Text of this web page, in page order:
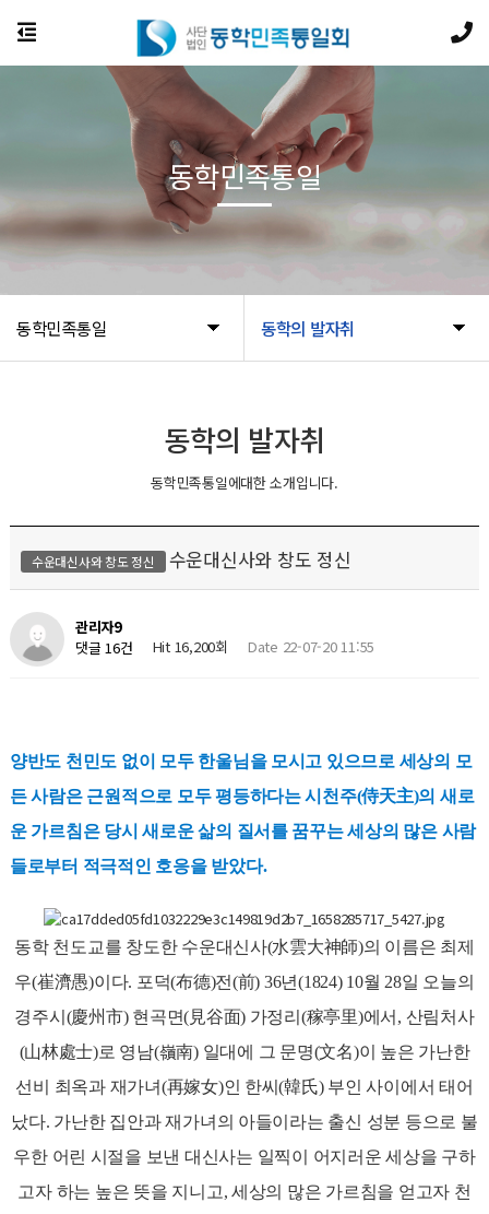
동학민족통일 동학의 발자취
동학민족통일
동학의 발자취
동학민족통일에대한 소개입니다.
수운대신사와 창도 정신 수운대신사와 창도 정신
관리자9
댓글 16건
Hit 16,200회 Date 22-07-20 11:55
양반도 천민도 없이 모두 한울님을 모시고 있으므로 세상의 모
든 사람은 근원적으로 모두 평등하다는 시천주(侍天主)의 새로
운 가르침은 당시 새로운 삶의 질서를 꿈꾸는 세상의 많은 사람
들로부터 적극적인 호응을 받았다.
동학 천도교를 창도한 수운대신사(水雲大神師)의 이름은 최제
우(崔濟愚)이다. 포덕(布德)전(前) 36년(1824) 10월 28일 오늘의
경주시(慶州市) 현곡면(見谷面) 가정리(稼亭里)에서, 산림처사
(山林處士)로 영남(嶺南) 일대에 그 문명(文名)이 높은 가난한
선비 최옥과 재가녀(再嫁女)인 한씨(韓氏) 부인 사이에서 태어
났다. 가난한 집안과 재가녀의 아들이라는 출신 성분 등으로 불
우한 어린 시절을 보낸 대신사는 일찍이 어지러운 세상을 구하
고자 하는 높은 뜻을 지니고, 세상의 많은 가르침을 얻고자 천